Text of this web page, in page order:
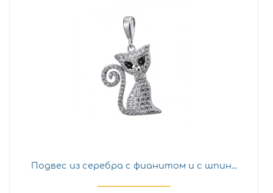
Подвес из серебра с фианитом и с шпин...